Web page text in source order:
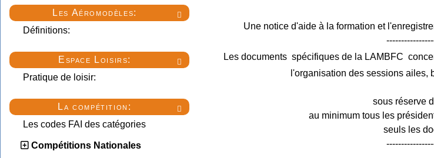

Les Aéromodèles:
Définitions:

Espace Loisirs:
Pratique de loisir:

La compétition:
Les codes FAI des catégories
Compétitions Nationales
Une notice d'aide à la formation et
Les documents spécifiques de la LAMBFC
l'organisation des sessions ailes,
sous réserve
au minimum tous les
seuls les